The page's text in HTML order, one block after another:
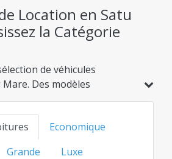
Location en Satu
la Catégorie
de véhicules
Des modèles
aux options familiales,
l'option idéale au
pour chaque
Economique
Grande
Luxe